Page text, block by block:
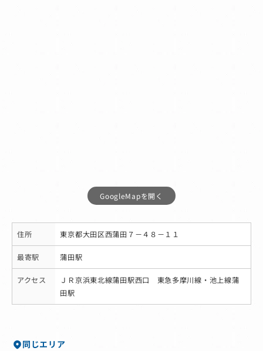
GoogleMapを開く
住所 東京都大田区西蒲田７－４８－１１
最寄駅 蒲田駅
アクセス
ＪＲ京浜東北線蒲田駅西口 東急多摩川線・池上線蒲
田駅
同じエリア